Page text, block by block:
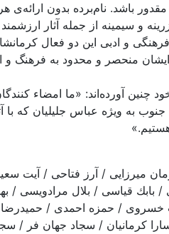
مقدور باشد. نام‌برده بدون
و سيمينه از جمله آثار
فرهنگی و ادبی اين دو فعال
منحصر و محدود به فرهنگ
خود چنين آورده‌اند: «ما
به ويژه عباس جليليان كه
ميرزايی / آرز فتاحی / آيت
بابك قياسی / بلال مرادويسی /
/ حمزه احمدی /
سارا كرمانيان / سجاد جهان